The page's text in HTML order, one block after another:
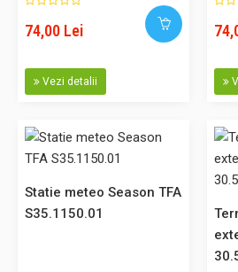
Adaugă în
Cod: S30.5021.02 Acest produs
SEAP. Descriere: Aparat elegant cu
ideal pentru afisarea temperaturii si
interioare. La alegere, aparatul
mare fie temperatura, fie
74,00 Lei
Vezi detalii
Statie meteo Season TFA
S35.1150.01